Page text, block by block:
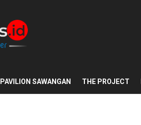
SAWANGAN THE PROJECT